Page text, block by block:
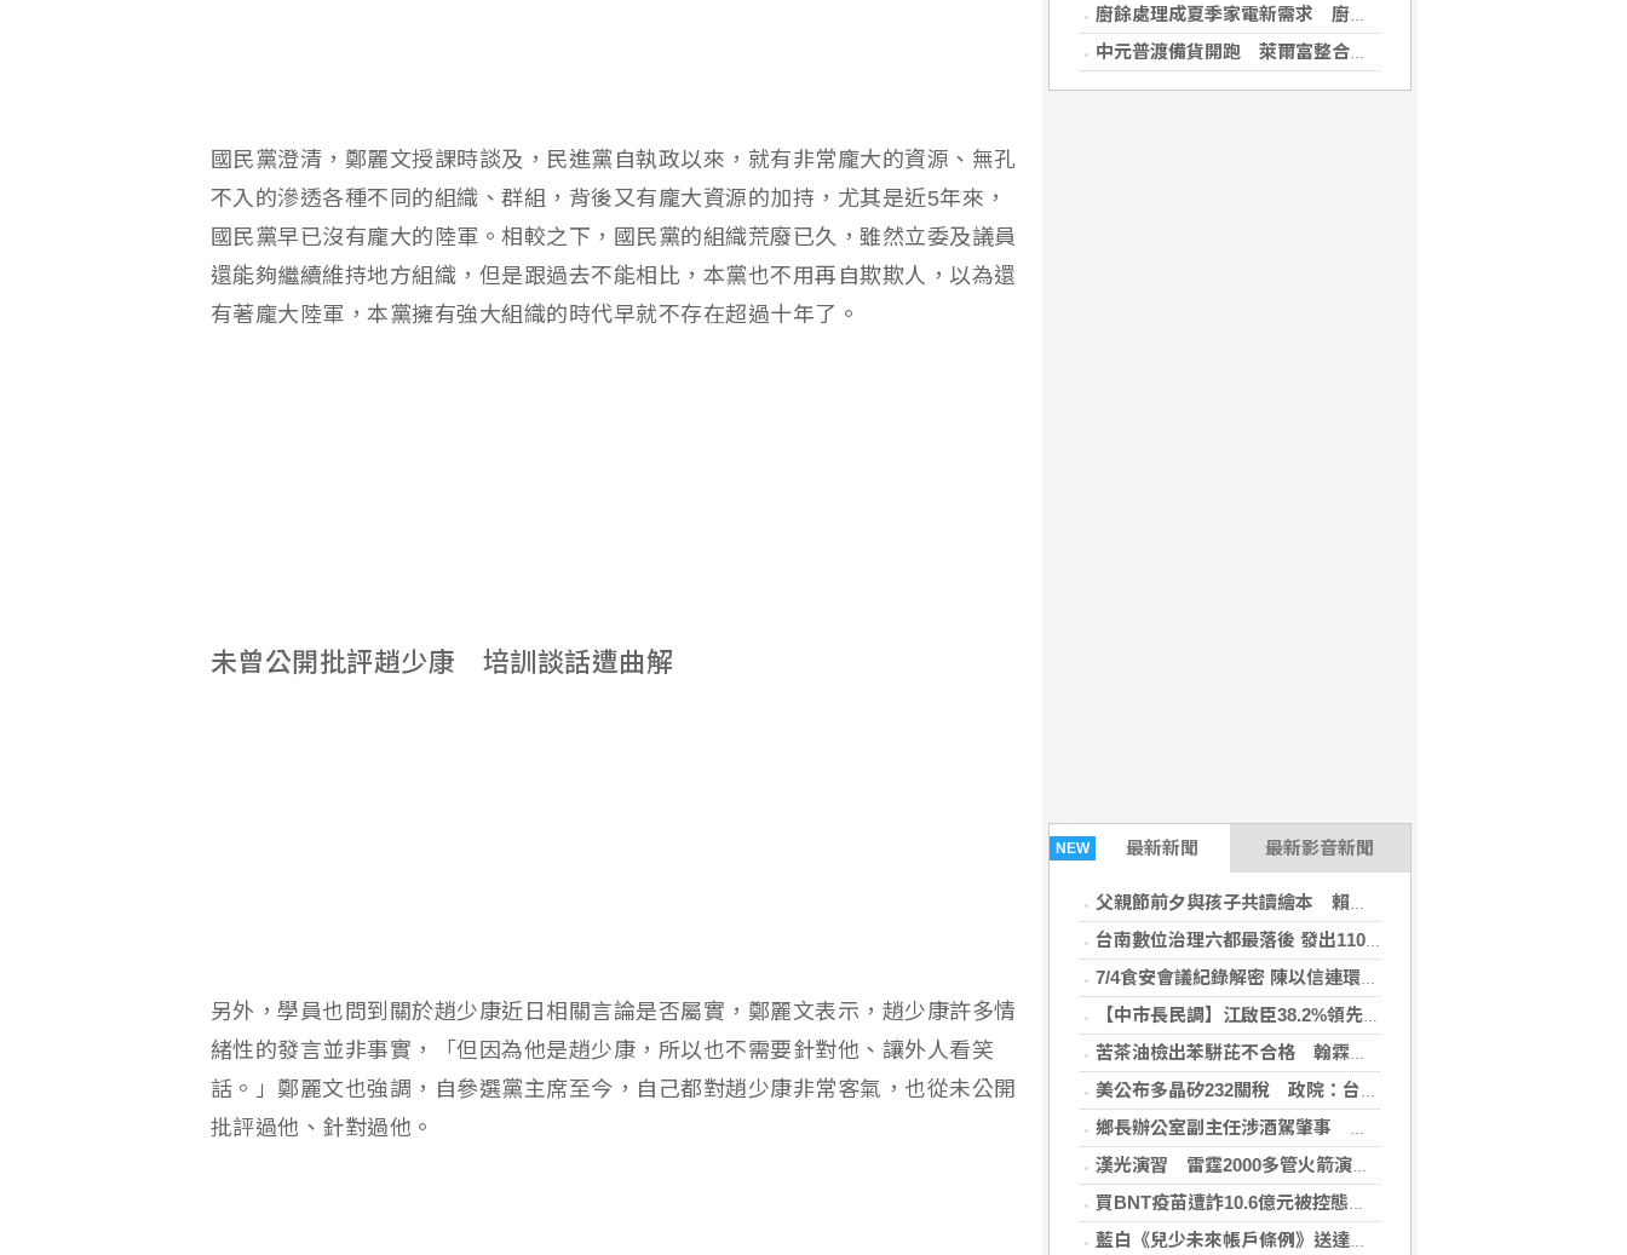
廚餘處理成夏季家電新需求 廚餘機優惠搭地方補助最高省近萬元
中元普渡備貨開跑 萊爾富整合祭拜供品與民生補貨需求
NEW 最新新聞 最新影音新聞
父親節前夕與孩子共讀繪本 賴瑞隆宣示雙語教育加碼邁向2030雙語城市願景
台南數位治理六都最落後 發出110萬張實體卡卻無整合 林燕祝怒轟：AI時代市民還在「卡卡卡」
7/4食安會議紀錄解密 陳以信連環砲：許輔護航業者、姜至剛裁示20%蓋牌一月 賴清德才是最大食安破口
【中市長民調】江啟臣38.2%領先何欣純14.1% 各年齡層支持度全線領先
苦茶油檢出苯駢芘不合格 翰霖公司自主通報產線即日停止作業
美公布多晶矽232關稅 政院：台美已簽投資MOU，相關產品適用相關優惠待遇
鄉長辦公室副主任涉酒駕肇事 鄉公所：已主動請辭負起車禍責任
漢光演習 雷霆2000多管火箭演練打擊登陸敵軍
買BNT疫苗遭詐10.6億元被控態度消極 慈濟託律師再聲明：採取必要法律措施捍衛捐款大眾權益
藍白《兒少未來帳戶條例》送達 行政院批逾越憲政分際將採必要作為
國民黨澄清，鄭麗文授課時談及，民進黨自執政以來，就有非常龐大的資源、無孔
不入的滲透各種不同的組織、群組，背後又有龐大資源的加持，尤其是近5年來，
國民黨早已沒有龐大的陸軍。相較之下，國民黨的組織荒廢已久，雖然立委及議員
還能夠繼續維持地方組織，但是跟過去不能相比，本黨也不用再自欺欺人，以為還
有著龐大陸軍，本黨擁有強大組織的時代早就不存在超過十年了。
未曾公開批評趙少康 培訓談話遭曲解
另外，學員也問到關於趙少康近日相關言論是否屬實，鄭麗文表示，趙少康許多情
緒性的發言並非事實，「但因為他是趙少康，所以也不需要針對他、讓外人看笑
話。」鄭麗文也強調，自參選黨主席至今，自己都對趙少康非常客氣，也從未公開
批評過他、針對過他。